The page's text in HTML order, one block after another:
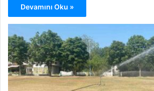
Devamını Oku »